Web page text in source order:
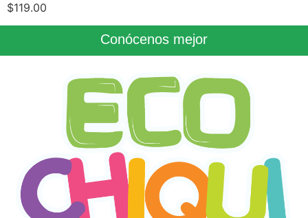
$119.00
Conócenos mejor